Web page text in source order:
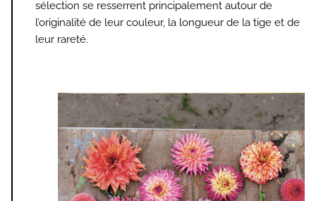
sélection se resserrent principalement autour de
l’originalité de leur couleur, la longueur de la tige et de
leur rareté.